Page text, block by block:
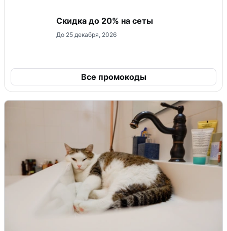
Скидка до 20% на сеты
До 25 декабря, 2026
Все промокоды